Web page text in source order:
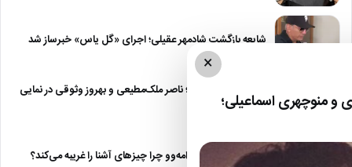
شایعه بازگشت شادمهر عقیلی؛ اجرای «گل یاس» خبرساز شد
عکس | سفر در زمان؛ ناصر ملک‌مطیعی و بهروز وثوقی در نمایی
از…
نقطه مقابل دژاوو؛ ژامه‌وو چرا چیزهای آشنا را غریبه می‌کند؟
×
منوچهری اسماعیلی؛